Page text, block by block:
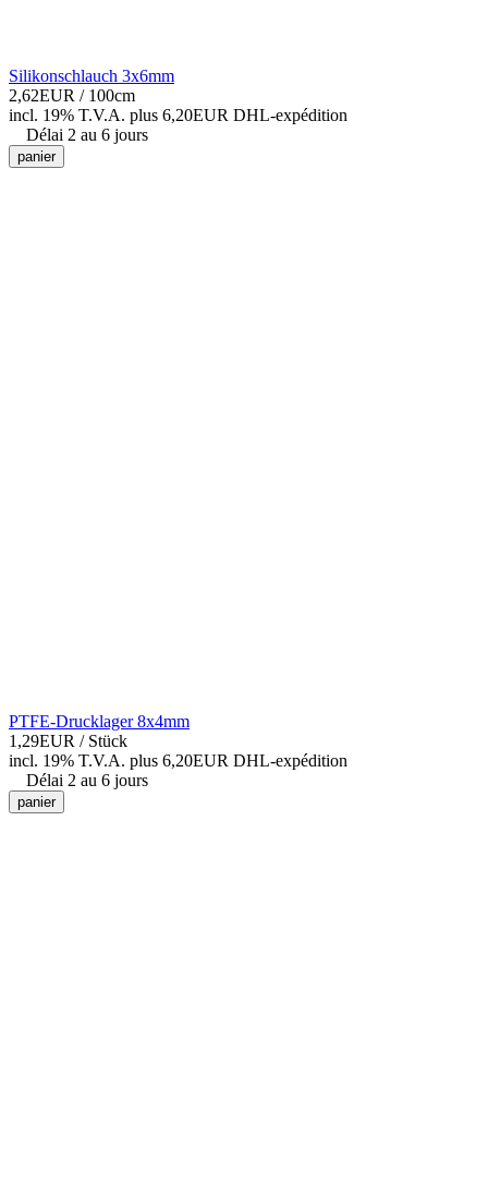
Silikonschlauch 3x6mm
2,62EUR / 100cm
incl. 19% T.V.A. plus 6,20EUR DHL-expédition
Délai 2 au 6 jours
panier
PTFE-Drucklager 8x4mm
1,29EUR / Stück
incl. 19% T.V.A. plus 6,20EUR DHL-expédition
Délai 2 au 6 jours
panier